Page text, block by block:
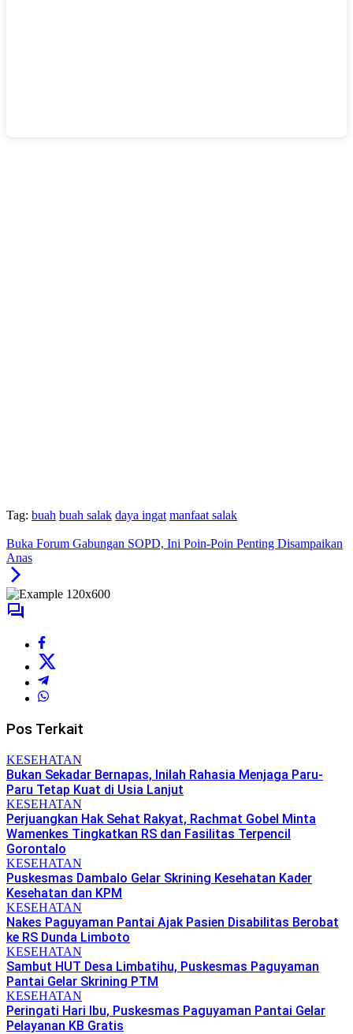
Tag: buah buah salak daya ingat manfaat salak
Buka Forum Gabungan SOPD, Ini Poin-Poin Penting Disampaikan
Anas
Pos Terkait
KESEHATAN
Bukan Sekadar Bernapas, Inilah Rahasia Menjaga Paru-
Paru Tetap Kuat di Usia Lanjut
KESEHATAN
Perjuangkan Hak Sehat Rakyat, Rachmat Gobel Minta
Wamenkes Tingkatkan RS dan Fasilitas Terpencil
Gorontalo
KESEHATAN
Puskesmas Dambalo Gelar Skrining Kesehatan Kader
Kesehatan dan KPM
KESEHATAN
Nakes Paguyaman Pantai Ajak Pasien Disabilitas Berobat
ke RS Dunda Limboto
KESEHATAN
Sambut HUT Desa Limbatihu, Puskesmas Paguyaman
Pantai Gelar Skrining PTM
KESEHATAN
Peringati Hari Ibu, Puskesmas Paguyaman Pantai Gelar
Pelayanan KB Gratis